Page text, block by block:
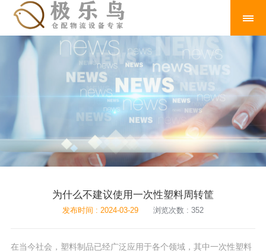
为什么不建议使用一次性塑料周转筐
发布时间 : 2024-03-29 浏览次数 : 352
在当今社会，塑料制品已经广泛应用于各个领域，其中一次性塑料